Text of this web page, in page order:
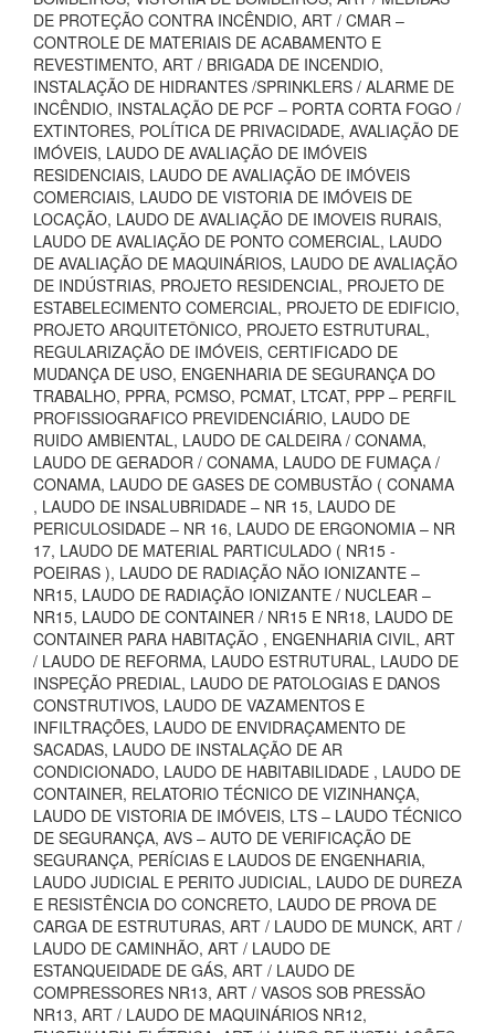
DE PROTEÇÃO CONTRA INCÊNDIO, ART / CMAR –
CONTROLE DE MATERIAIS DE ACABAMENTO E
REVESTIMENTO, ART / BRIGADA DE INCENDIO,
INSTALAÇÃO DE HIDRANTES /SPRINKLERS / ALARME DE
INCÊNDIO, INSTALAÇÃO DE PCF – PORTA CORTA FOGO /
EXTINTORES, POLÍTICA DE PRIVACIDADE, AVALIAÇÃO DE
IMÓVEIS, LAUDO DE AVALIAÇÃO DE IMÓVEIS
RESIDENCIAIS, LAUDO DE AVALIAÇÃO DE IMÓVEIS
COMERCIAIS, LAUDO DE VISTORIA DE IMÓVEIS DE
LOCAÇÃO, LAUDO DE AVALIAÇÃO DE IMOVEIS RURAIS,
LAUDO DE AVALIAÇÃO DE PONTO COMERCIAL, LAUDO
DE AVALIAÇÃO DE MAQUINÁRIOS, LAUDO DE AVALIAÇÃO
DE INDÚSTRIAS, PROJETO RESIDENCIAL, PROJETO DE
ESTABELECIMENTO COMERCIAL, PROJETO DE EDIFICIO,
PROJETO ARQUITETÔNICO, PROJETO ESTRUTURAL,
REGULARIZAÇÃO DE IMÓVEIS, CERTIFICADO DE
MUDANÇA DE USO, ENGENHARIA DE SEGURANÇA DO
TRABALHO, PPRA, PCMSO, PCMAT, LTCAT, PPP – PERFIL
PROFISSIOGRAFICO PREVIDENCIÁRIO, LAUDO DE
RUIDO AMBIENTAL, LAUDO DE CALDEIRA / CONAMA,
LAUDO DE GERADOR / CONAMA, LAUDO DE FUMAÇA /
CONAMA, LAUDO DE GASES DE COMBUSTÃO ( CONAMA
, LAUDO DE INSALUBRIDADE – NR 15, LAUDO DE
PERICULOSIDADE – NR 16, LAUDO DE ERGONOMIA – NR
17, LAUDO DE MATERIAL PARTICULADO ( NR15 -
POEIRAS ), LAUDO DE RADIAÇÃO NÃO IONIZANTE –
NR15, LAUDO DE RADIAÇÃO IONIZANTE / NUCLEAR –
NR15, LAUDO DE CONTAINER / NR15 E NR18, LAUDO DE
CONTAINER PARA HABITAÇÃO , ENGENHARIA CIVIL, ART
/ LAUDO DE REFORMA, LAUDO ESTRUTURAL, LAUDO DE
INSPEÇÃO PREDIAL, LAUDO DE PATOLOGIAS E DANOS
CONSTRUTIVOS, LAUDO DE VAZAMENTOS E
INFILTRAÇÕES, LAUDO DE ENVIDRAÇAMENTO DE
SACADAS, LAUDO DE INSTALAÇÃO DE AR
CONDICIONADO, LAUDO DE HABITABILIDADE , LAUDO DE
CONTAINER, RELATORIO TÉCNICO DE VIZINHANÇA,
LAUDO DE VISTORIA DE IMÓVEIS, LTS – LAUDO TÉCNICO
DE SEGURANÇA, AVS – AUTO DE VERIFICAÇÃO DE
SEGURANÇA, PERÍCIAS E LAUDOS DE ENGENHARIA,
LAUDO JUDICIAL E PERITO JUDICIAL, LAUDO DE DUREZA
E RESISTÊNCIA DO CONCRETO, LAUDO DE PROVA DE
CARGA DE ESTRUTURAS, ART / LAUDO DE MUNCK, ART /
LAUDO DE CAMINHÃO, ART / LAUDO DE
ESTANQUEIDADE DE GÁS, ART / LAUDO DE
COMPRESSORES NR13, ART / VASOS SOB PRESSÃO
NR13, ART / LAUDO DE MAQUINÁRIOS NR12,